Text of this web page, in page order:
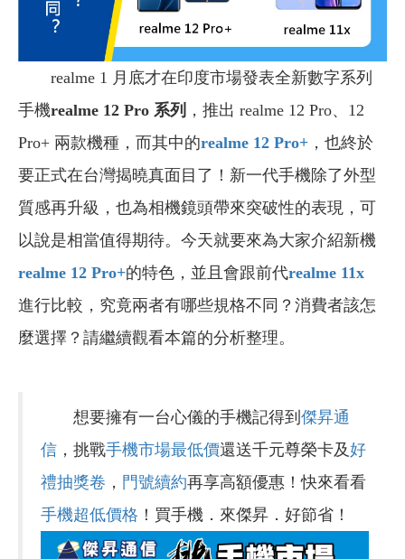
realme 1 月底才在印度市場發表全新數字系列
手機realme 12 Pro 系列 ，推出 realme 12 Pro、12
Pro+ 兩款機種，而其中的realme 12 Pro+ ，也終於
要正式在台灣揭曉真面目了！新一代手機除了外型
質感再升級，也為相機鏡頭帶來突破性的表現，可
以說是相當值得期待。今天就要來為大家介紹新機
realme 12 Pro+的特色，並且會跟前代realme 11x
進行比較，究竟兩者有哪些規格不同？消費者該怎
麼選擇？請繼續觀看本篇的分析整理。
想要擁有一台心儀的手機記得到 傑昇通
信 ，挑戰手機市場最低價還送千元尊榮卡及好
禮抽獎卷 ， 門號續約再享高額優惠！快來看看
手機超低價格 ！買手機．來傑昇．好節省！